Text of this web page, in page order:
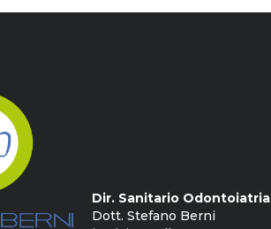
Dir. Sanitario Odontoiatria
Dott. Stefano Berni